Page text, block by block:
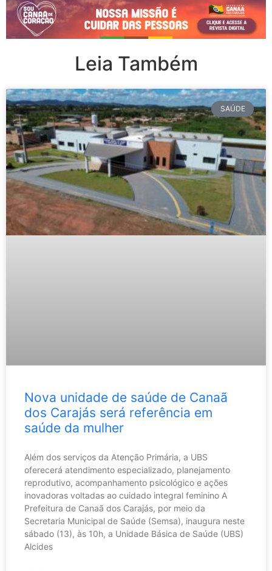
Leia Também
SAÚDE
Nova unidade de saúde de Canaã
dos Carajás será referência em
saúde da mulher
Além dos serviços da Atenção Primária, a UBS
oferecerá atendimento especializado, planejamento
reprodutivo, acompanhamento psicológico e ações
inovadoras voltadas ao cuidado integral feminino A
Prefeitura de Canaã dos Carajás, por meio da
Secretaria Municipal de Saúde (Semsa), inaugura neste
sábado (13), às 10h, a Unidade Básica de Saúde (UBS)
Alcides